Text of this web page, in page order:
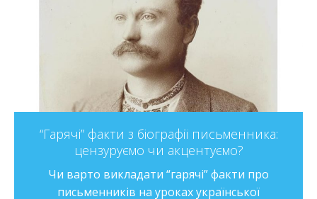
ОЗОНівські прийоми в розумінні таїни
художнього твору
Заглиблюємося у зміст художніх творів разом
з учнями на уроці української літератури.
Методичні прийоми досвідченого вчителя